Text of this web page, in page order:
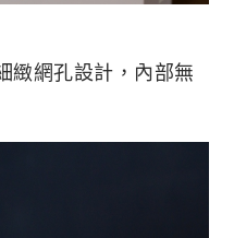
緻網孔設計，內部無